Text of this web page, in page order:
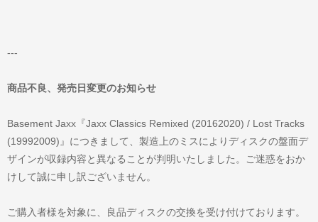
---
商品不良、発売日変更のお知らせ
Basement Jaxx『Jaxx Classics Remixed (20162020) / Lost Tracks
(19992009)』につきまして、製造上のミスによりディスクの盤面デ
ザインが収録内容と異なることが判明いたしました。ご迷惑をおか
けして誠に申し訳ございません。
ご購入者様を対象に、良品ディスクの交換を受け付けております。